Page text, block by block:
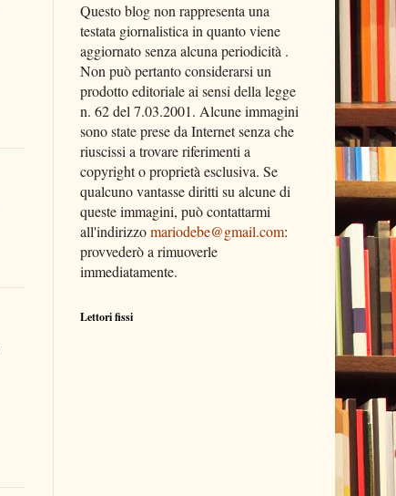
Questo blog non rappresenta una
testata giornalistica in quanto viene
aggiornato senza alcuna periodicità .
Non può pertanto considerarsi un
prodotto editoriale ai sensi della legge
n. 62 del 7.03.2001. Alcune immagini
sono state prese da Internet senza che
riuscissi a trovare riferimenti a
copyright o proprietà esclusiva. Se
qualcuno vantasse diritti su alcune di
queste immagini, può contattarmi
all'indirizzomariodebe@gmail.com:
provvederò a rimuoverle
immediatamente.
Lettori fissi